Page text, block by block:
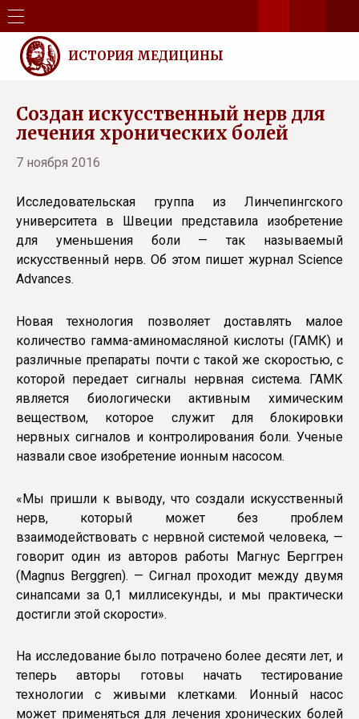
ИСТОРИЯ МЕДИЦИНЫ
Создан искусственный нерв для
лечения хронических болей
7 ноября 2016
Исследовательская группа из Линчепингского
университета в Швеции представила изобретение
для уменьшения боли — так называемый
искусственный нерв. Об этом пишет журнал Science
Advances.
Новая технология позволяет доставлять малое
количество гамма-аминомасляной кислоты (ГАМК) и
различные препараты почти с такой же скоростью, с
которой передает сигналы нервная система. ГАМК
является биологически активным химическим
веществом, которое служит для блокировки
нервных сигналов и контролирования боли. Ученые
назвали свое изобретение ионным насосом.
«Мы пришли к выводу, что создали искусственный
нерв, который может без проблем
взаимодействовать с нервной системой человека, —
говорит один из авторов работы Магнус Берггрен
(Magnus Berggren). — Сигнал проходит между двумя
синапсами за 0,1 миллисекунды, и мы практически
достигли этой скорости».
На исследование было потрачено более десяти лет, и
теперь авторы готовы начать тестирование
технологии с живыми клетками. Ионный насос
может применяться для лечения хронических болей